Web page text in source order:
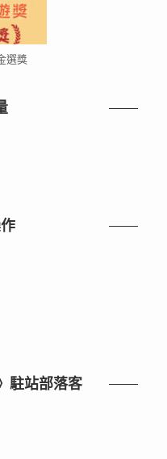
選獎
駐站部落客